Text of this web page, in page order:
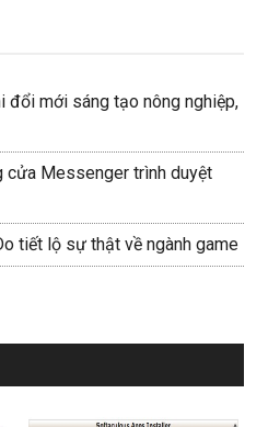
đổi mới sáng tạo nông nghiệp,
cửa Messenger trình duyệt
tiết lộ sự thật về ngành game